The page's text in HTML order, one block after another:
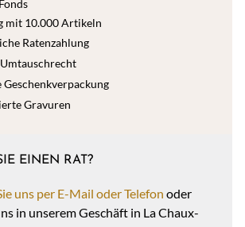
mit 10.000 Artikeln
Ratenzahlung
Geschenkverpackung
Gravuren
EINEN RAT?
uns per E-Mail oder Telefon oder
in unserem Geschäft in La Chaux-